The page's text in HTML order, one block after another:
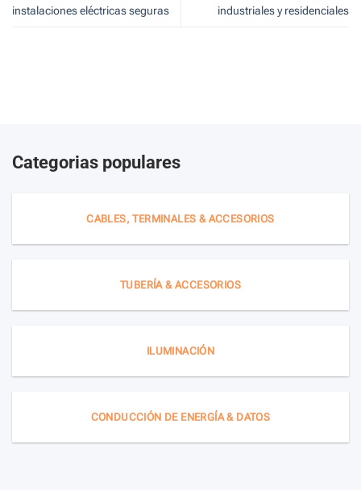
instalaciones eléctricas seguras
industriales y residenciales
Categorias populares
CABLES, TERMINALES & ACCESORIOS
TUBERÍA & ACCESORIOS
ILUMINACIÓN
CONDUCCIÓN DE ENERGÍA & DATOS